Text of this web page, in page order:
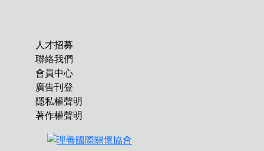
人才招募
聯絡我們
會員中心
廣告刊登
隱私權聲明
著作權聲明